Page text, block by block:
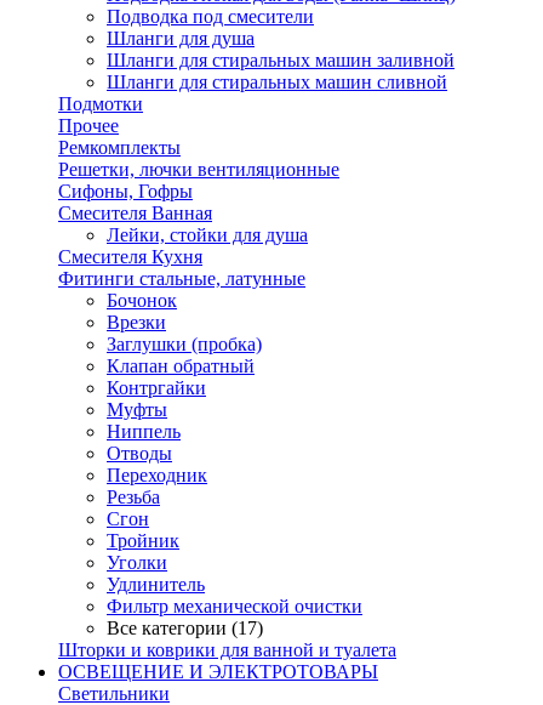
Подводка под смесители
Шланги для душа
Шланги для стиральных машин заливной
Шланги для стиральных машин сливной
Подмотки
Прочее
Ремкомплекты
Решетки, лючки вентиляционные
Сифоны, Гофры
Смесителя Ванная
Лейки, стойки для душа
Смесителя Кухня
Фитинги стальные, латунные
Бочонок
Врезки
Заглушки (пробка)
Клапан обратный
Контргайки
Муфты
Ниппель
Отводы
Переходник
Резьба
Сгон
Тройник
Уголки
Удлинитель
Фильтр механической очистки
Все категории (17)
Шторки и коврики для ванной и туалета
ОСВЕЩЕНИЕ И ЭЛЕКТРОТОВАРЫ
Светильники